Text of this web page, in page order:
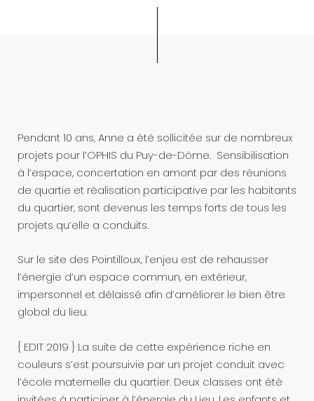
Pendant 10 ans, Anne a été sollicitée sur de nombreux
projets pour l’OPHIS du Puy-de-Dôme. Sensibilisation
à l’espace, concertation en amont par des réunions
de quartie et réalisation participative par les habitants
du quartier, sont devenus les temps forts de tous les
projets qu’elle a conduits.
Sur le site des Pointilloux, l’enjeu est de rehausser
l’énergie d’un espace commun, en extérieur,
impersonnel et délaissé afin d’améliorer le bien être
global du lieu.
{ EDIT 2019 } La suite de cette expérience riche en
couleurs s’est poursuivie par un projet conduit avec
l’école maternelle du quartier. Deux classes ont été